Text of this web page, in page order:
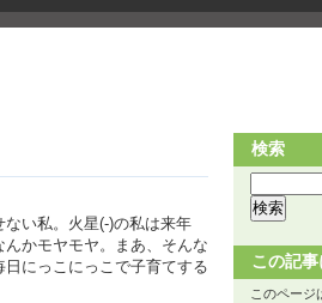
い私。火星(-)の私は来年
かモヤモヤ。まあ、そんな
にっこにっこで子育てする
検索
この記
このページ